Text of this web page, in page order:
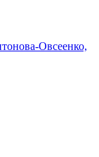
Овсеенко,